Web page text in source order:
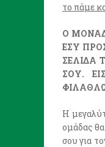
το πάμε
Ο
ΕΣΥ
ΣΕΛΙΔΑ
ΣΟΥ.
Η
ομάδας θα
σου για